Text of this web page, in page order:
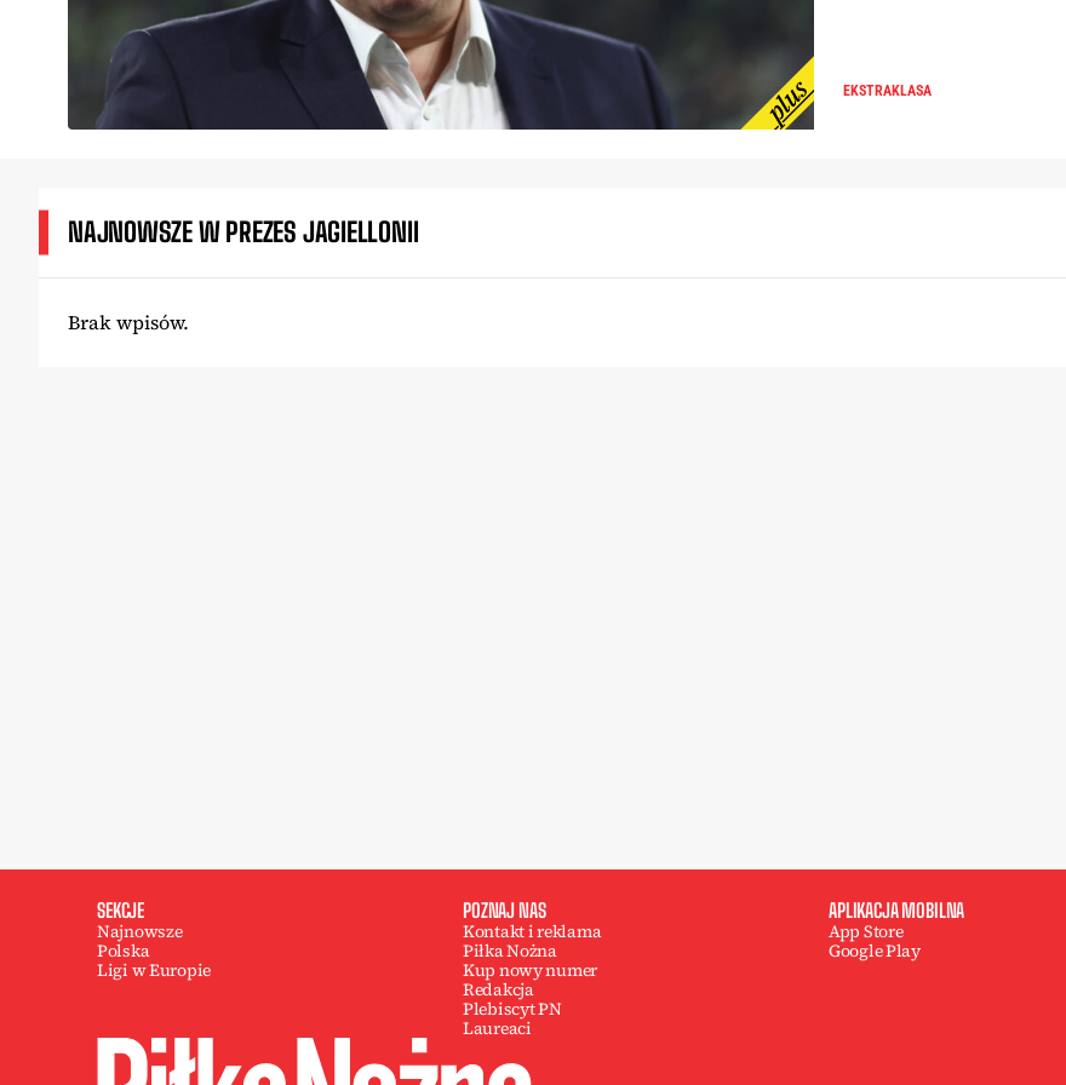
EKSTRAKLASA
NAJNOWSZE W PREZES JAGIELLONII
Brak wpisów.
SEKCJE
Najnowsze
Polska
Ligi w Europie
POZNAJ NAS
Kontakt i reklama
Piłka Nożna
Kup nowy numer
Redakcja
Plebiscyt PN
Laureaci
APLIKACJA MOBILNA
App Store
Google Play